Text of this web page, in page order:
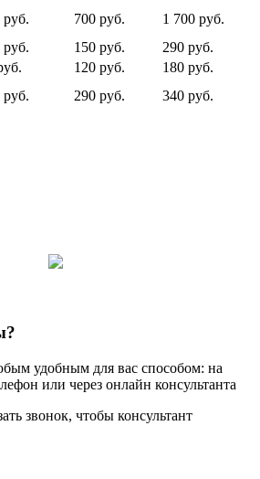
руб. 700 руб.
1 700 руб.
руб. 150 руб.
290 руб.
120 руб.
180 руб.
руб. 290 руб.
340 руб.
удобным для вас способом: на
или через онлайн консультанта
звонок, чтобы консультант